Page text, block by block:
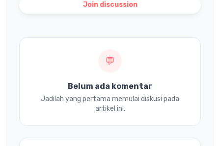
Join discussion
💬
Belum ada komentar
Jadilah yang pertama memulai diskusi pada
artikel ini.